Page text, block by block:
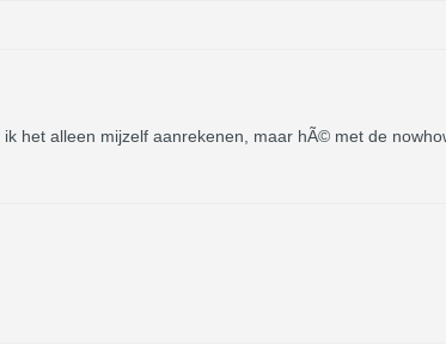
het alleen mijzelf aanrekenen, maar hÃ© met de